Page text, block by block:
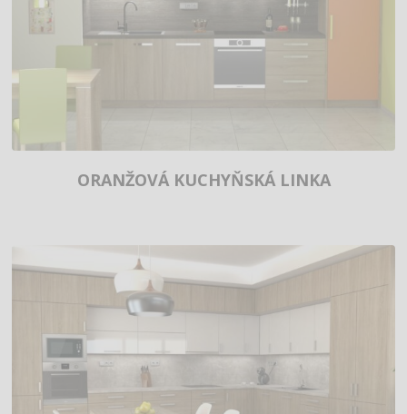
ORANŽOVÁ KUCHYŇSKÁ LINKA